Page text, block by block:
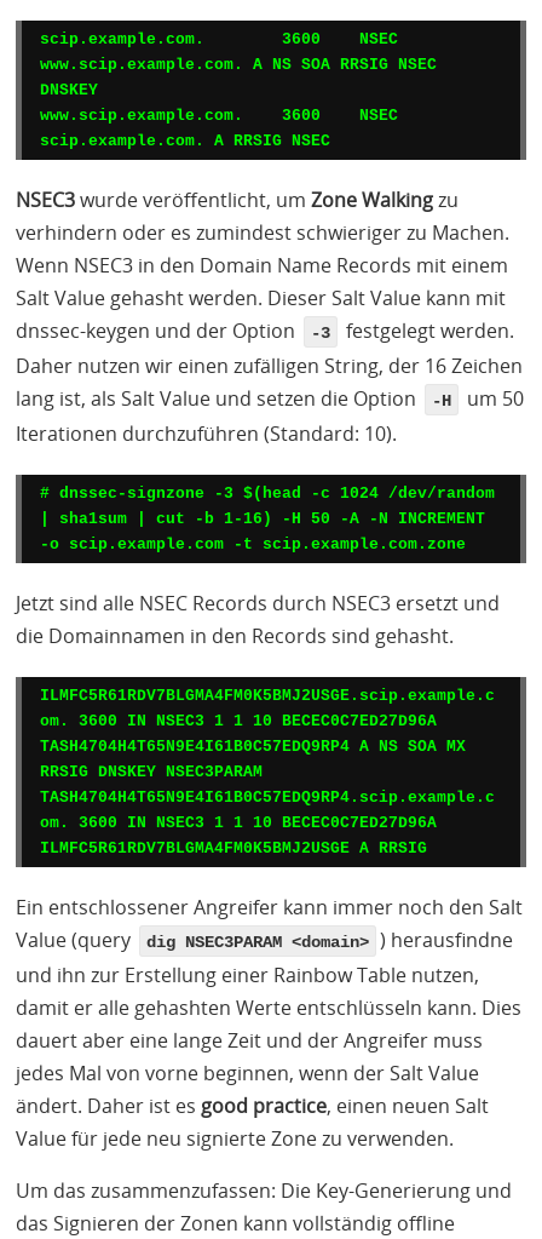
scip.example.com.        3600    NSEC
www.scip.example.com. A NS SOA RRSIG NSEC
DNSKEY
www.scip.example.com.    3600    NSEC
NSEC3wurde veröffentlicht, umZone Walkingzu
verhindern oder es zumindest schwieriger zu Machen.
Wenn NSEC3 in den Domain Name Records mit einem
Salt Value gehasht werden. Dieser Salt Value kann mit
dnssec-keygen und der Option
-3
festgelegt werden.
Daher nutzen wir einen zufälligen String, der 16 Zeichen
lang ist, als Salt Value und setzen die Option
-H
um 50
Iterationen durchzuführen (Standard: 10).
# dnssec-signzone -3 $(head -c 1024 /dev/random
| sha1sum | cut -b 1-16) -H 50 -A -N INCREMENT
Jetzt sind alle NSEC Records durch NSEC3 ersetzt und
die Domainnamen in den Records sind gehasht.
ILMFC5R61RDV7BLGMA4FM0K5BMJ2USGE.scip.example.c
om. 3600 IN NSEC3 1 1 10 BECEC0C7ED27D96A
TASH4704H4T65N9E4I61B0C57EDQ9RP4 A NS SOA MX
RRSIG DNSKEY NSEC3PARAM
TASH4704H4T65N9E4I61B0C57EDQ9RP4.scip.example.c
om. 3600 IN NSEC3 1 1 10 BECEC0C7ED27D96A
Ein entschlossener Angreifer kann immer noch den Salt
Value (query
dig NSEC3PARAM <domain> ) herausfindne
und ihn zur Erstellung einer Rainbow Table nutzen,
damit er alle gehashten Werte entschlüsseln kann. Dies
dauert aber eine lange Zeit und der Angreifer muss
jedes Mal von vorne beginnen, wenn der Salt Value
ändert. Daher ist es good practice, einen neuen Salt
Value für jede neu signierte Zone zu verwenden.
Um das zusammenzufassen: Die Key-Generierung und
das Signieren der Zonen kann vollständig offline